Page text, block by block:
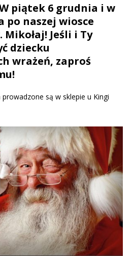
piątek 6 grudnia i w
po naszej wiosce
Mikołaj! Jeśli i Ty
dziecku
wrażeń, zaproś
są w sklepie u Kingi